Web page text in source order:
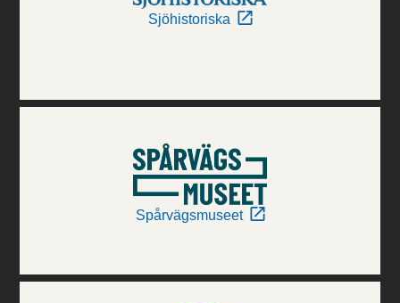
Sjöhistoriska
Spårvägsmuseet